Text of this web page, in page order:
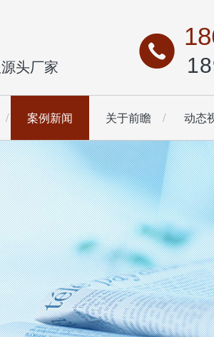
头厂家
连体服 背带裤 工
防水防油工作服 户外工作服
案例新闻 关于前瞻 动态